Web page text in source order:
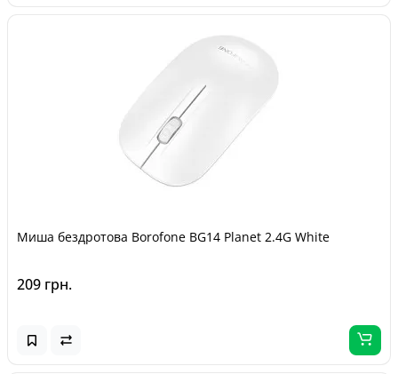
Миша бездротова Borofone BG14 Planet 2.4G White
209 грн.